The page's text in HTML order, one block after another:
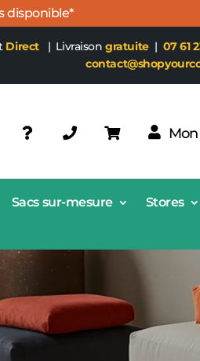
disponible*
Direct| Livraison gratuite| 07 61
Sacs sur-mesure
Stores